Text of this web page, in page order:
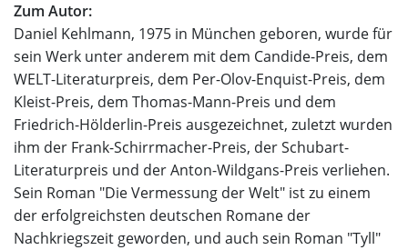
Zum Autor:
Daniel Kehlmann, 1975 in München geboren, wurde für
sein Werk unter anderem mit dem Candide-Preis, dem
WELT-Literaturpreis, dem Per-Olov-Enquist-Preis, dem
Kleist-Preis, dem Thomas-Mann-Preis und dem
Friedrich-Hölderlin-Preis ausgezeichnet, zuletzt wurden
ihm der Frank-Schirrmacher-Preis, der Schubart-
Literaturpreis und der Anton-Wildgans-Preis verliehen.
Sein Roman "Die Vermessung der Welt" ist zu einem
der erfolgreichsten deutschen Romane der
Nachkriegszeit geworden, und auch sein Roman "Tyll"